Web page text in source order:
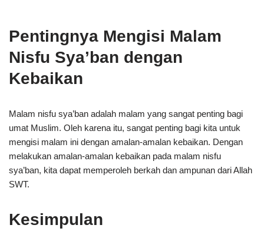
Pentingnya Mengisi Malam
Nisfu Sya’ban dengan
Kebaikan
Malam nisfu sya’ban adalah malam yang sangat penting bagi
umat Muslim. Oleh karena itu, sangat penting bagi kita untuk
mengisi malam ini dengan amalan-amalan kebaikan. Dengan
melakukan amalan-amalan kebaikan pada malam nisfu
sya’ban, kita dapat memperoleh berkah dan ampunan dari Allah
SWT.
Kesimpulan